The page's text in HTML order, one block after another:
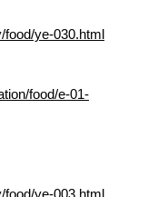
food/ye-030.html
food/e-01-
food/ye-003.html